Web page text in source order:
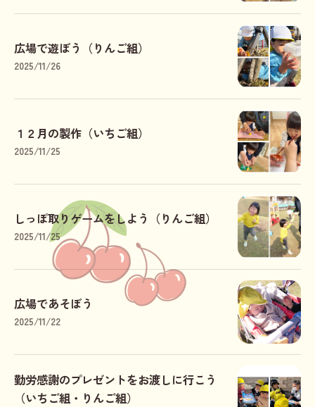
広場で遊ぼう（りんご組）
2025/11/26
１２月の製作（いちご組）
2025/11/25
しっぽ取りゲームをしよう（りんご組）
2025/11/25
広場であそぼう
2025/11/22
勤労感謝のプレゼントをお渡しに行こう
（いちご組・りんご組）